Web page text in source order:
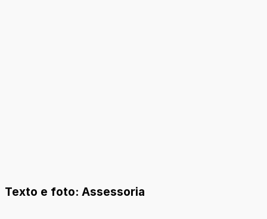
Texto e foto: Assessoria